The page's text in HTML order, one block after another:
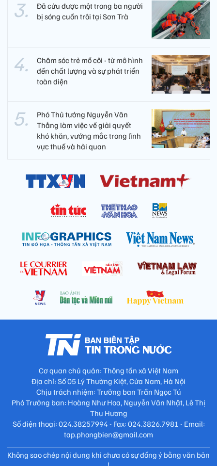
Đã cứu được một trong ba người
bị sóng cuốn trôi tại Sơn Trà
Chăm sóc trẻ mồ côi - từ mô hình
đến chất lượng và sự phát triển
toàn diện
Phó Thủ tướng Nguyễn Văn
Thắng làm việc về giải quyết
khó khăn, vướng mắc trong lĩnh
vực thuế và hải quan
Cơ quan chủ quản: Thông tấn xã Việt Nam
Địa chỉ: Số 05 Lý Thường Kiệt, Cửa Nam, Hà Nội
Chịu trách nhiệm: Trưởng ban Trần Ngọc Tú
Phó Trưởng ban: Hoàng Như Hoa, Nguyễn Văn Nhật, Lê Thị
Thu Hương
Số điện thoại: 024.38257994 - Fax: 024.3826.7981 - Email:
tap.phongbien@gmail.com
Không sao chép nội dung khi chưa có sự đồng ý bằng văn bản